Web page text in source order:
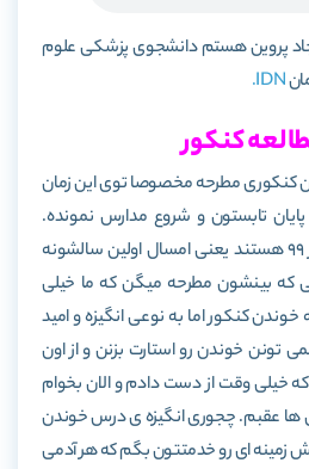
پروین هستم دانشجوی پزشکی علوم
کنکور
کنکوری مطرحه مخصوصا توی این زمان
تابستون و شروع مدارس نمونده.
مخصوصا کسانی که کنکور 99 هستند یعنی امسال اولین سالشونه
که بینشون مطرحه میگن که ما خیلی
کنکور اما به نوعی انگیزه و امید
تونن خوندن رو استارت بزنن و از اون
خیلی وقت از دست دادم و الان بخوام
ها عقبم. چجوری انگیزه ی درس خوندن
زمینه ای رو خدمتتون بگم که هر آدمی